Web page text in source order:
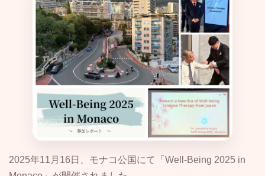
時
:
2025年11月16日、モナコ公国にて「Well-Being 2025 in